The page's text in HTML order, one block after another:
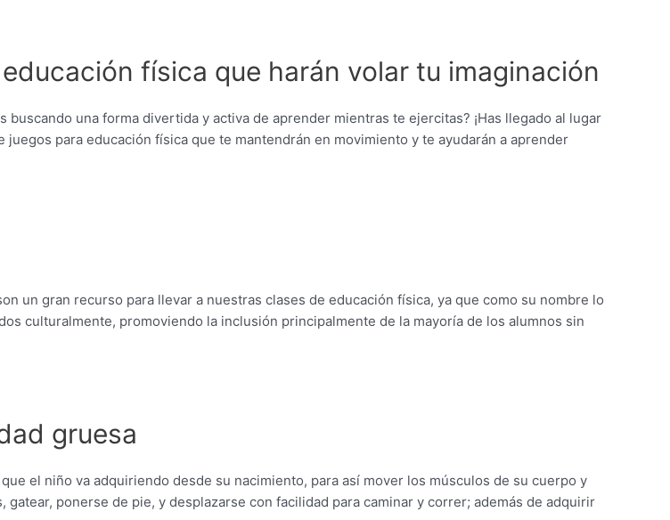
física que harán volar tu imaginación
una forma divertida y activa de aprender mientras te ejercitas? ¡Has llegado al lugar
para educación física que te mantendrán en movimiento y te ayudarán a aprender
un gran recurso para llevar a nuestras clases de educación física, ya que como su nombre lo
culturalmente, promoviendo la inclusión principalmente de la mayoría de los alumnos sin
gruesa
el niño va adquiriendo desde su nacimiento, para así mover los músculos de su cuerpo y
ponerse de pie, y desplazarse con facilidad para caminar y correr; además de adquirir